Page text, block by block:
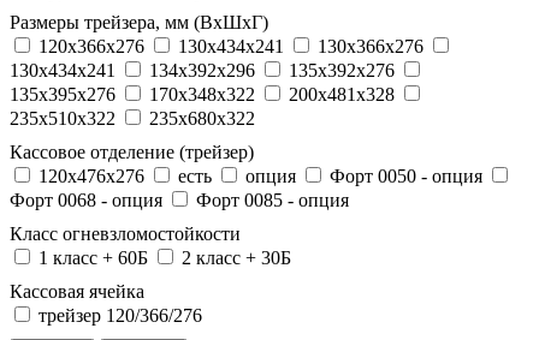
Размеры трейзера, мм (ВхШхГ)
120x366x276
130x434x241
130х366х276
130х434х241
134x392x296
135x392x276
135x395x276
170x348x322
200x481x328
235x510x322
235x680x322
Кассовое отделение (трейзер)
120х476х276
есть опция
Форт 0050 - опция
Форт 0068 - опция
Форт 0085 - опция
Класс огневзломостойкости
1 класс + 60Б
2 класс + 30Б
Кассовая ячейка
трейзер 120/366/276